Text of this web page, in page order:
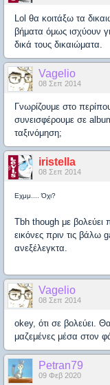
Lol θα κοιτάξω τα
βήματα όμως ισχύουν
δικά τους δικαιώματα.
Vagelio
08 Σεπ 2014
Γνωρίζουμε στο
συνεισφέρουμε σε
ταξινόμηση;
iristella
08 Σεπ 2014
Εχμμ.... Όχι?
Tbh though με βολεύει
εικόνες πριν τις
ανεξέλεγκτα.
Vagelio
08 Σεπ 2014
okey, ότι σε βολεύει.
μαζεμένες μέσα στον
Petran79
09 Φεβ 2020